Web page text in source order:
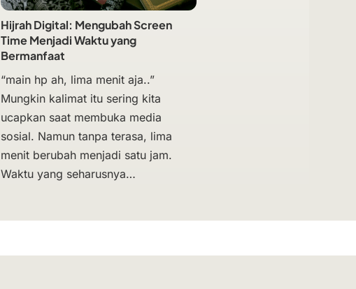
Hijrah Digital: Mengubah Screen
Time Menjadi Waktu yang
Bermanfaat
“main hp ah, lima menit aja..”
Mungkin kalimat itu sering kita
ucapkan saat membuka media
sosial. Namun tanpa terasa, lima
menit berubah menjadi satu jam.
Waktu yang seharusnya…